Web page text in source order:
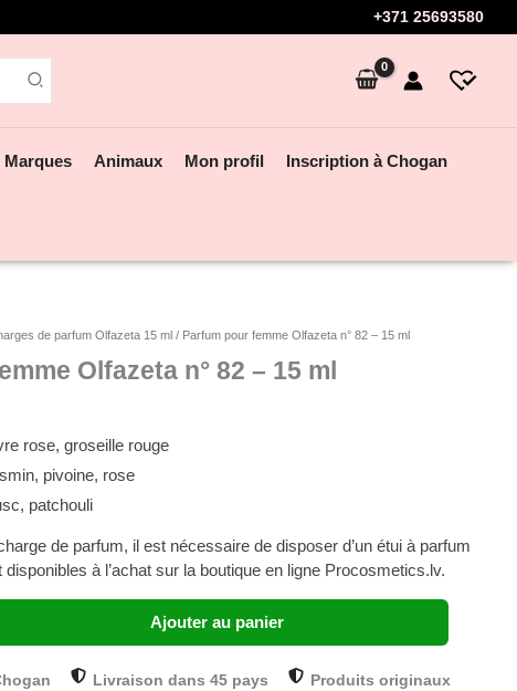
+371 25693580
Marques Animaux Mon profil Inscription à Chogan
de parfum Olfazeta 15 ml / Parfum pour femme Olfazeta n° 82 – 15 ml
Olfazeta n° 82 – 15 ml
rose, groseille rouge
pivoine, rose
patchouli
de parfum, il est nécessaire de disposer d’un étui à parfum
à l’achat sur la boutique en ligne Procosmetics.lv.
Ajouter au panier
Livraison dans 45 pays Produits originaux